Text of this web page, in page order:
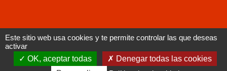
Este sitio web usa cookies y te permite controlar las que deseas
activar
OK, aceptar todas
Denegar todas las cookies